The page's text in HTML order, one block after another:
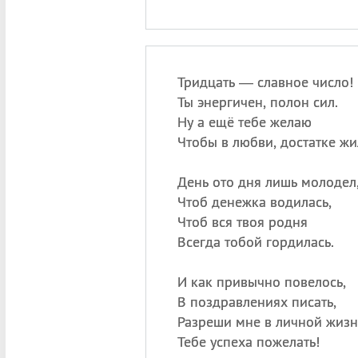
Тридцать — славное число!
Ты энергичен, полон сил.
Ну а ещё тебе желаю
Чтобы в любви, достатке
День ото дня лишь
Чтоб денежка водилась,
Чтоб вся твоя родня
Всегда тобой гордилась.
И как привычно повелось,
В поздравлениях писать,
Разреши мне в личной
Тебе успеха пожелать!